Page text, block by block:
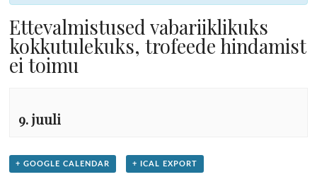
Ettevalmistused vabariiklikuks
kokkutulekuks, trofeede hindamist
ei toimu
9. juuli
+ GOOGLE CALENDAR + ICAL EXPORT